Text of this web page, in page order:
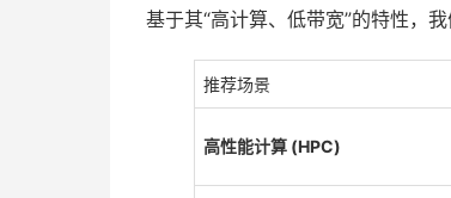
基于其“高计算、低带宽”的特性，
推荐场景
高性能计算 (HPC)